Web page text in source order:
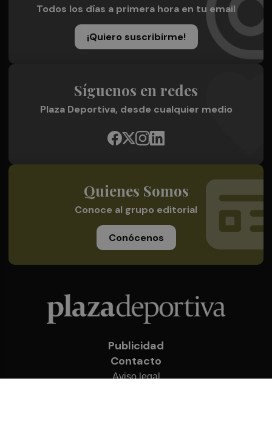
Todos los días a primera hora en tu email
¡Quiero suscribirme!
Síguenos en redes
Plaza Deportiva, desde cualquier medio
Quienes Somos
Conoce al grupo editorial
Conócenos
Publicidad
Contacto
Aviso legal